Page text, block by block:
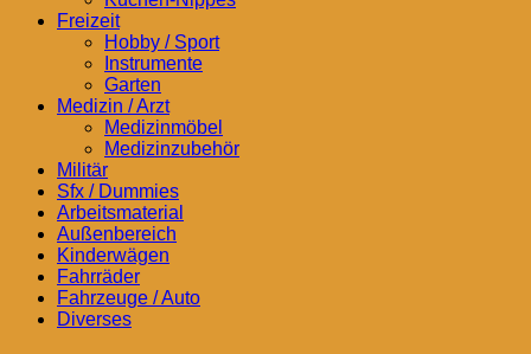
Freizeit
Hobby / Sport
Instrumente
Garten
Medizin / Arzt
Medizinmöbel
Medizinzubehör
Militär
Sfx / Dummies
Arbeitsmaterial
Außenbereich
Kinderwägen
Fahrräder
Fahrzeuge / Auto
Diverses